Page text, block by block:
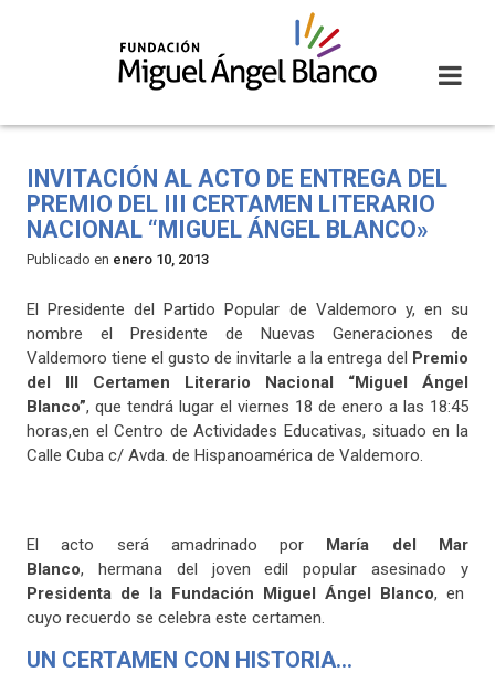
INVITACIÓN AL ACTO DE ENTREGA DEL
PREMIO DEL III CERTAMEN LITERARIO
NACIONAL “MIGUEL ÁNGEL BLANCO»
Publicado en enero 10, 2013
El Presidente del Partido Popular de Valdemoro y, en su
nombre el Presidente de Nuevas Generaciones de
Valdemoro tiene el gusto de invitarle a la entrega del Premio
del III Certamen Literario Nacional “Miguel Ángel
Blanco”, que tendrá lugar el viernes 18 de enero a las 18:45
horas,en el Centro de Actividades Educativas, situado en la
Calle Cuba c/ Avda. de Hispanoamérica de Valdemoro.
El acto será amadrinado por María del Mar
Blanco, hermana del joven edil popular asesinado y
Presidenta de la Fundación Miguel Ángel Blanco, en
cuyo recuerdo se celebra este certamen.
UN CERTAMEN CON HISTORIA…